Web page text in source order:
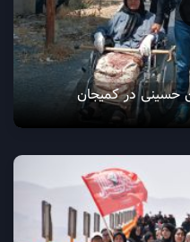
حسینی در کمیجان